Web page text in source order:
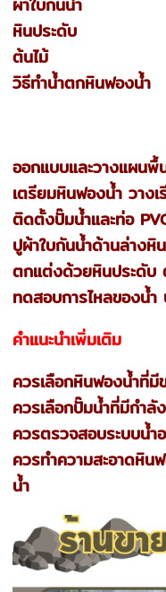
หินประดับ
ต้นไม้
วิธีทำน้ำตกหินฟองน้ำ
ออกแบบและวางแผน
เตรียมหินฟองน้ำ วาง
ติดตั้งปั๊มน้ำและท่อ
ปูผ้าใบกันน้ำด้านล่างหิ
ตกแต่งด้วยหินประดับ
ทดสอบการไหลของน้
คำแนะนำเพิ่มเติม
ควรเลือกหินฟองน้ำที่มี
ควรเลือกปั๊มน้ำที่มีกำลั
ควรตรวจสอบระบบน้ำ
ควรทำความสะอาดหิน
น้ำ